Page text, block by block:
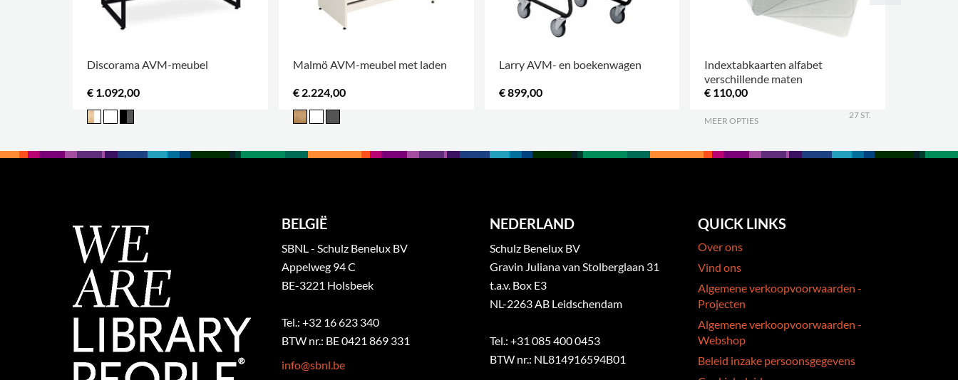
Discorama AVM-meubel
€ 1.092,00
Malmö AVM-meubel met laden
€ 2.224,00
Larry AVM- en boekenwagen
€ 899,00
Indextabkaarten alfabet
verschillende maten
€ 110,00
MEER OPTIES
27 ST.
BELGIË
SBNL - Schulz Benelux BV
Appelweg 94 C
BE-3221 Holsbeek
Tel.: +32 16 623 340
BTW nr.: BE 0421 869 331
info@sbnl.be
NEDERLAND
Schulz Benelux BV
Gravin Juliana van Stolberglaan 31
t.a.v. Box E3
NL-2263 AB Leidschendam
Tel.: +31 085 400 0453
BTW nr.: NL814916594B01
QUICK LINKS
Over ons
Vind ons
Algemene verkoopvoorwaarden -
Projecten
Algemene verkoopvoorwaarden -
Webshop
Beleid inzake persoonsgegevens